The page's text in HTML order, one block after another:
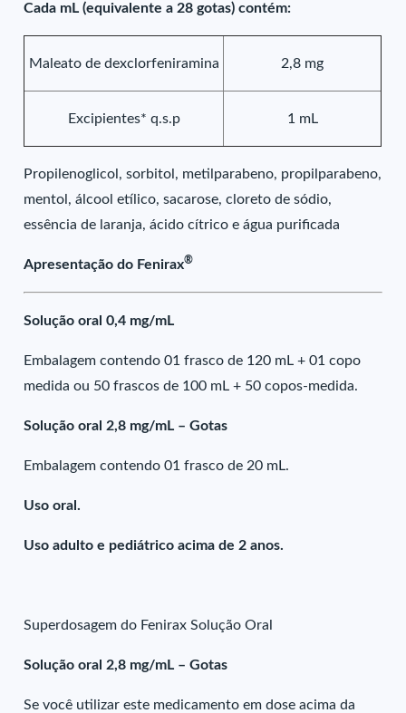
Cada mL (equivalente a 28 gotas) contém:
Maleato de dexclorfeniramina 2,8 mg
Excipientes* q.s.p 1 mL
Propilenoglicol, sorbitol, metilparabeno, propilparabeno,
mentol, álcool etílico, sacarose, cloreto de sódio,
essência de laranja, ácido cítrico e água purificada
Apresentação do Fenirax®
Solução oral 0,4 mg/mL
Embalagem contendo 01 frasco de 120 mL + 01 copo
medida ou 50 frascos de 100 mL + 50 copos-medida.
Solução oral 2,8 mg/mL – Gotas
Embalagem contendo 01 frasco de 20 mL.
Uso oral.
Uso adulto e pediátrico acima de 2 anos.
Superdosagem do Fenirax Solução Oral
Solução oral 2,8 mg/mL – Gotas
Se você utilizar este medicamento em dose acima da